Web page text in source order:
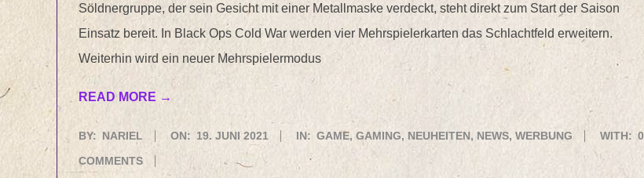
Söldnergruppe, der sein Gesicht mit einer Metallmaske verdeckt, steht direkt zum Start der Saison
Einsatz bereit. In Black Ops Cold War werden vier Mehrspielerkarten das Schlachtfeld erweitern.
Weiterhin wird ein neuer Mehrspielermodus
READ MORE →
2021-
06-
BY: NARIEL ON: 19. JUNI 2021 IN: GAME,GAMING, NEUHEITEN , NEWS,WERBUNG WITH: 0
COMMENTS